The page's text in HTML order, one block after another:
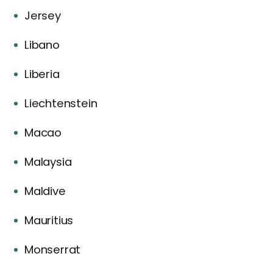
Jersey
Libano
Liberia
Liechtenstein
Macao
Malaysia
Maldive
Mauritius
Monserrat